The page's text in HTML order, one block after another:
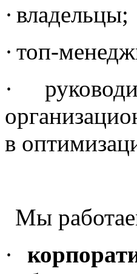
· владельцы;
· топ-
·
в
Мы
·